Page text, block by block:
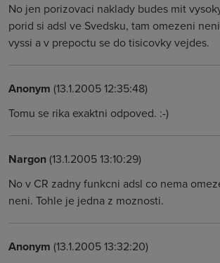
No jen porizovaci naklady budes mit
porid si adsl ve Svedsku, tam omezeni
vyssi a v prepoctu se do tisicovky vejdes.
Anonym (13.1.2005 12:35:48)
Tomu se rika exaktni odpoved. :-)
Nargon(13.1.2005 13:10:29)
No v CR zadny funkcni adsl co nema
neni. Tohle je jedna z moznosti.
Anonym (13.1.2005 13:32:20)